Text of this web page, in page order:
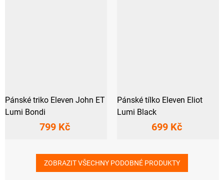
Pánské triko Eleven John ET
Lumi Bondi
799 Kč
Pánské tílko Eleven Eliot
Lumi Black
699 Kč
ZOBRAZIT VŠECHNY PODOBNÉ PRODUKTY